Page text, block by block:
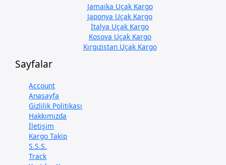
Jamaika Uçak Kargo
Japonya Uçak Kargo
İtalya Uçak Kargo
Kosova Uçak Kargo
Kırgızistan Uçak Kargo
Sayfalar
Account
Anasayfa
Gizlilik Politikası
Hakkımızda
İletişim
Kargo Takip
S.S.S.
Track